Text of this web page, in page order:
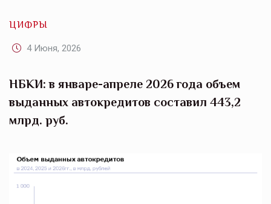
ЦИФРЫ
4 Июня, 2026
НБКИ: в январе-апреле 2026 года объем
выданных автокредитов составил 443,2
млрд. руб.